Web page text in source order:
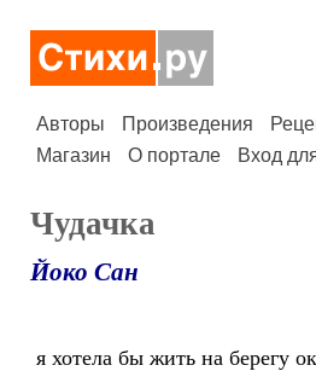
Авторы Произведения
Магазин
О портале Вход
Чудачка
Йоко Сан
я хотела бы жить на берегу